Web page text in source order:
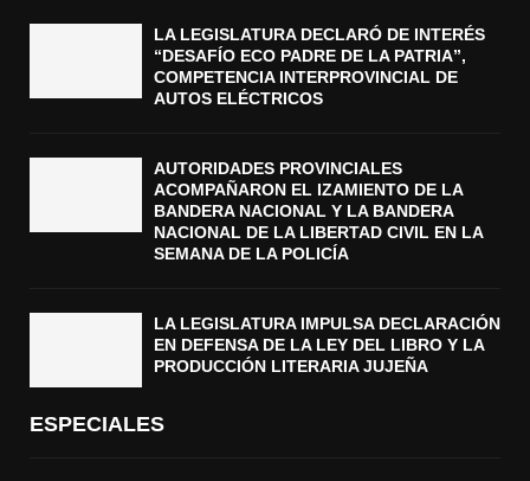
LA LEGISLATURA DECLARÓ DE INTERÉS
“DESAFÍO ECO PADRE DE LA PATRIA”,
COMPETENCIA INTERPROVINCIAL DE
AUTOS ELÉCTRICOS
AUTORIDADES PROVINCIALES
ACOMPAÑARON EL IZAMIENTO DE LA
BANDERA NACIONAL Y LA BANDERA
NACIONAL DE LA LIBERTAD CIVIL EN LA
SEMANA DE LA POLICÍA
LA LEGISLATURA IMPULSA DECLARACIÓN
EN DEFENSA DE LA LEY DEL LIBRO Y LA
PRODUCCIÓN LITERARIA JUJEÑA
ESPECIALES